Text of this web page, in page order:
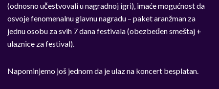
(odnosno učestvovali u nagradnoj igri), imaće mogućnost da
osvoje fenomenalnu glavnu nagradu – paket aranžman za
jednu osobu za svih 7 dana festivala (obezbeđen smeštaj +
ulaznice za festival).
Napominjemo još jednom da je ulaz na koncert besplatan.